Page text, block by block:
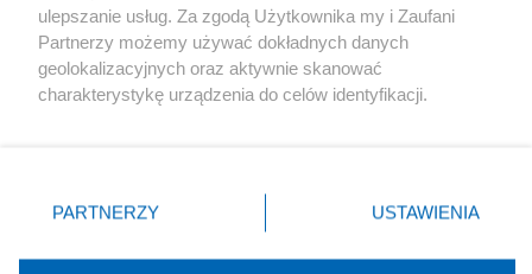
X Facebook Instagram Youtube
ulepszanie usług. Za zgodą Użytkownika my i Zaufani
Partnerzy możemy używać dokładnych danych
geolokalizacyjnych oraz aktywnie skanować
charakterystykę urządzenia do celów identyfikacji.
zmienić/wycofać klikając przycisk ustawień prywatności
znajdujący się w lewym dolnym rogu strony
rodzaje przetwarzania danych nie wymagają zgody
PARTNERZY USTAWIENIA